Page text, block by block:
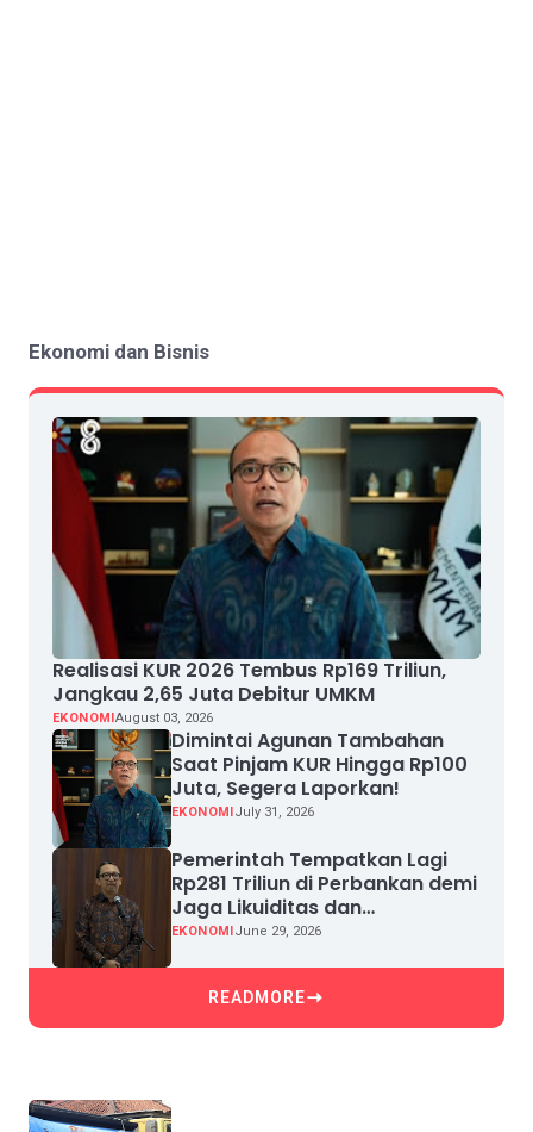
Ekonomi dan Bisnis
Realisasi KUR 2026 Tembus Rp169 Triliun,
Jangkau 2,65 Juta Debitur UMKM
EKONOMIAugust 03, 2026
Dimintai Agunan Tambahan
Saat Pinjam KUR Hingga Rp100
Juta, Segera Laporkan!
EKONOMIJuly 31, 2026
Pemerintah Tempatkan Lagi
Rp281 Triliun di Perbankan demi
Jaga Likuiditas dan
Pertumbuhan Kredit
EKONOMIJune 29, 2026
READMORE